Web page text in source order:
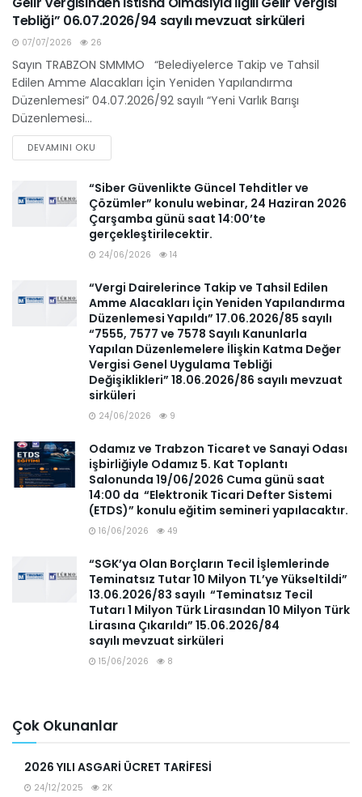
Tebliği” 06.07.2026/94 sayılı mevzuat sirküleri
07/07/2026 26
Sayın TRABZON SMMMO “Belediyelerce Takip ve Tahsil
Edilen Amme Alacakları İçin Yeniden Yapılandırma
Düzenlemesi” 04.07.2026/92 sayılı “Yeni Varlık Barışı
Düzenlemesi...
DEVAMINI OKU
“Siber Güvenlikte Güncel Tehditler ve
Çözümler” konulu webinar, 24 Haziran 2026
Çarşamba günü saat 14:00’te
gerçekleştirilecektir.
24/06/2026 14
“Vergi Dairelerince Takip ve Tahsil Edilen
Amme Alacakları İçin Yeniden Yapılandırma
Düzenlemesi Yapıldı” 17.06.2026/85 sayılı
“7555, 7577 ve 7578 Sayılı Kanunlarla
Yapılan Düzenlemelere İlişkin Katma Değer
Vergisi Genel Uygulama Tebliği
Değişiklikleri” 18.06.2026/86 sayılı mevzuat
sirküleri
24/06/2026 9
Odamız ve Trabzon Ticaret ve Sanayi Odası
işbirliğiyle Odamız 5. Kat Toplantı
Salonunda 19/06/2026 Cuma günü saat
14:00 da “Elektronik Ticari Defter Sistemi
(ETDS)” konulu eğitim semineri yapılacaktır.
16/06/2026 49
“SGK’ya Olan Borçların Tecil İşlemlerinde
Teminatsız Tutar 10 Milyon TL’ye Yükseltildi”
13.06.2026/83 sayılı “Teminatsız Tecil
Tutarı 1 Milyon Türk Lirasından 10 Milyon Türk
Lirasına Çıkarıldı” 15.06.2026/84
sayılı mevzuat sirküleri
15/06/2026 8
Çok Okunanlar
2026 YILI ASGARİ ÜCRET TARİFESİ
24/12/2025 2K